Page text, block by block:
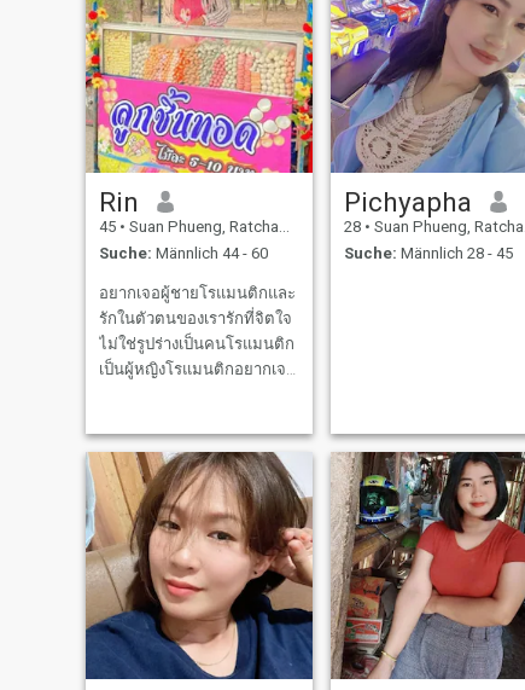
Rin
45 • Suan Phueng, Ratchaburi, Thailand
Suche: Männlich 44 - 60
อยากเจอผู้ชายโรแมนติกและ
รักในตัวตนของเรารักที่จิตใจ
ไม่ใช่รูปร่างเป็นคนโรแมนติก
เป็นผู้หญิงโรแมนติกอยากเจอ
Pichyapha
28 • Suan Phueng, Ratchaburi, Thailand
Suche: Männlich 28 - 45